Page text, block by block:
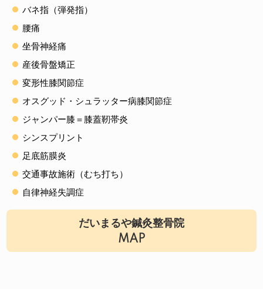
バネ指（弾発指）
腰痛
坐骨神経痛
産後骨盤矯正
変形性膝関節症
オスグッド・シュラッター病膝関節症
ジャンパー膝＝膝蓋靭帯炎
シンスプリント
足底筋膜炎
交通事故施術（むち打ち）
自律神経失調症
だいまるや鍼灸整骨院
MAP